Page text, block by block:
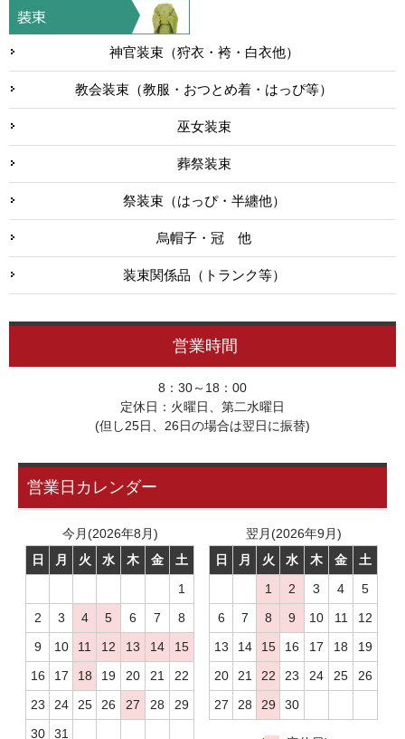
神官装束（狩衣・袴・白衣他）
教会装束（教服・おつとめ着・はっぴ等）
巫女装束
葬祭装束
祭装束（はっぴ・半纏他）
烏帽子・冠 他
装束関係品（トランク等）
営業時間
8：30～18：00
定休日：火曜日、第二水曜日
(但し25日、26日の場合は翌日に振替)
営業日カレンダー
今月(2026年8月)
日
月 火 水 木 金
土
1
2
3 4 5 6 7
8
9
10 11 12 13 14
15
16
17 18 19 20 21
22
23
24 25 26 27 28
29
30
31
翌月(2026年9月)
日
月 火 水 木 金
土
1
2 3 4
5
6
7 8 9 10 11
12
13
14 15 16 17 18
19
20
21 22 23 24 25
26
27
28 29 30